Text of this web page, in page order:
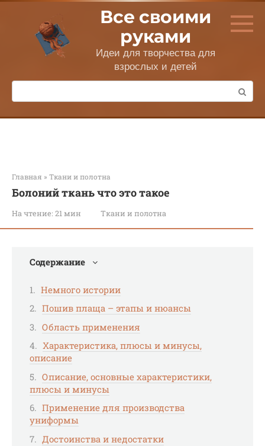
Перейти
контенту
Все своими
руками
Идеи для творчества для
взрослых и детей
Поиск:
Главная » Ткани и полотна
Болоний ткань что это такое
На чтение: 21 мин Ткани и полотна
Содержание
Немного истории
Пошив плаща – этапы и нюансы
Область применения
Характеристика, плюсы и минусы,
описание
Описание, основные характеристики,
плюсы и минусы
Применение для производства
униформы
Достоинства и недостатки